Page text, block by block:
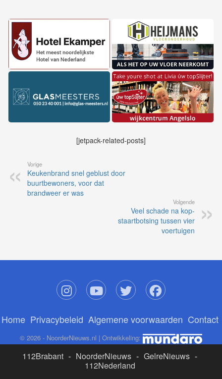
[jetpack-related-posts]
Vorige
Keukenbrand snel geblust door
buurtbewoners, voor dat
brandweer er was
Volgende
Veel schade na kop-
staartbotsing tussen vier
voertuigen
Home Privacybeleid Algemene voorwaarden Contact
© 2026 - NoorderNieuws.nl | Ontwikkeling:
112Brabant - NoorderNieuws - GelreNieuws -
112Nederland